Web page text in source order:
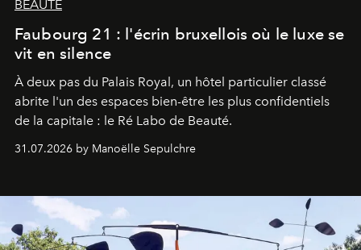
BEAUTÉ
Faubourg 21 : l'écrin bruxellois où le luxe se
vit en silence
À deux pas du Palais Royal, un hôtel particulier classé
abrite l'un des espaces bien-être les plus confidentiels
de la capitale : le Ré Labo de Beauté.
31.07.2026 by Manoëlle Sepulchre